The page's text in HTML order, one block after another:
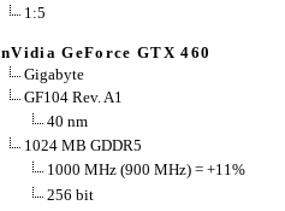
1:5
nVidia GeForce GTX 460
Gigabyte
GF104 Rev. A1
40 nm
1024 MB GDDR5
1000 MHz (900 MHz) = +11%
256 bit